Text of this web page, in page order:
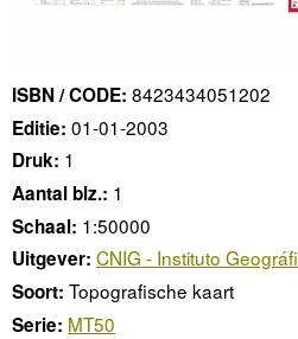
ISBN / CODE: 8423434051202
Editie: 01-01-2003
Druk: 1
Aantal blz.: 1
Schaal: 1:50000
Uitgever: CNIG - Instituto
Soort: Topografische kaart
Serie: MT50